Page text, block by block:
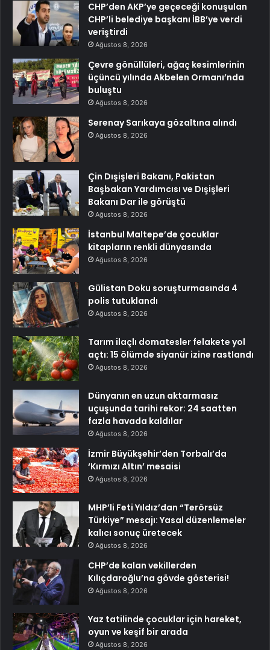
CHP’den AKP’ye geçeceği konuşulan
CHP’li belediye başkanı İBB’ye verdi
veriştirdi
Ağustos 8, 2026
Çevre gönüllüleri, ağaç kesimlerinin
üçüncü yılında Akbelen Ormanı’nda
buluştu
Ağustos 8, 2026
Serenay Sarıkaya gözaltına alındı
Ağustos 8, 2026
Çin Dışişleri Bakanı, Pakistan
Başbakan Yardımcısı ve Dışişleri
Bakanı Dar ile görüştü
Ağustos 8, 2026
İstanbul Maltepe’de çocuklar
kitapların renkli dünyasında
Ağustos 8, 2026
Gülistan Doku soruşturmasında 4
polis tutuklandı
Ağustos 8, 2026
Tarım ilaçlı domatesler felakete yol
açtı: 15 ölümde siyanür izine rastlandı
Ağustos 8, 2026
Dünyanın en uzun aktarmasız
uçuşunda tarihi rekor: 24 saatten
fazla havada kaldılar
Ağustos 8, 2026
İzmir Büyükşehir’den Torbalı’da
‘Kırmızı Altın’ mesaisi
Ağustos 8, 2026
MHP’li Feti Yıldız’dan “Terörsüz
Türkiye” mesajı: Yasal düzenlemeler
kalıcı sonuç üretecek
Ağustos 8, 2026
CHP’de kalan vekillerden
Kılıçdaroğlu’na gövde gösterisi!
Ağustos 8, 2026
Yaz tatilinde çocuklar için hareket,
oyun ve keşif bir arada
Ağustos 8, 2026